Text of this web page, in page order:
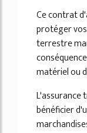
Ce contrat
protéger
terrestre
matériel ou
L'assurance
bénéficier